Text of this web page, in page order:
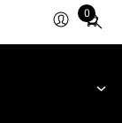
0
Total
items
cart: